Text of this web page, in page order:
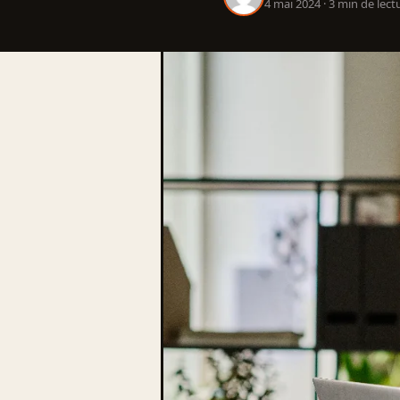
4 mai 2024 · 3 min de